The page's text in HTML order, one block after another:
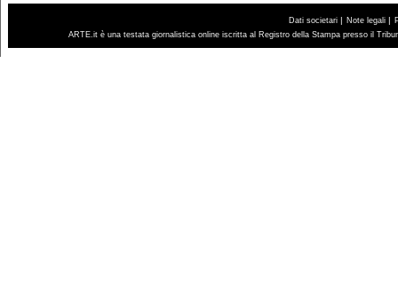
Dati societari | Note legali |
ARTE.it è una testata giornalistica online iscritta al Registro della Stampa presso il